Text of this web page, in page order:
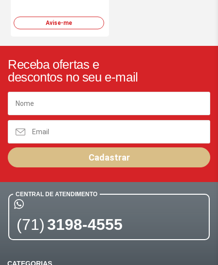
Avise-me
Receba ofertas e
descontos no seu e-mail
Cadastrar
CENTRAL DE ATENDIMENTO
(71) 3198-4555